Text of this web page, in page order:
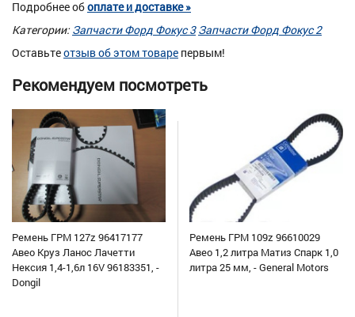
Подробнее обоплате и доставке »
Категории: Запчасти Форд Фокус 3 Запчасти Форд Фокус 2
Оставьтеотзыв об этом товаре первым!
Рекомендуем посмотреть
Ремень ГРМ 127z 96417177
Авео Круз Ланос Лачетти
Нексия 1,4-1,6л 16V 96183351, -
Dongil
Ремень ГРМ 109z 96610029
Авео 1,2 литра Матиз Спарк 1,0
литра 25 мм, - General Motors